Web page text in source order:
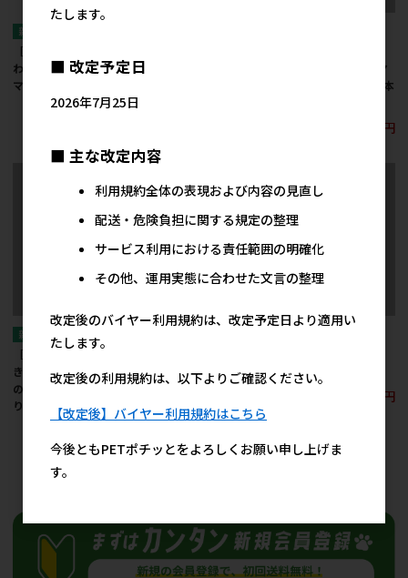
［三晃商会］Ｊ522 ふ
わもこクロス 足裏清潔
マット80
参考上代 2,200円
きまきロール パパイヤ
の葉×パイナップル 8本
500円
［三晃商会］Ｆ112 ま
きまきロール パパイヤ
の葉×青パパイヤ 8本入
り
きまきロール パパイヤ
の葉×サトウキビ 8本入
り
ト・ビッグモック
2,900円
たします。
■ 改定予定日
2026年7月25日
■ 主な改定内容
利用規約全体の表現および内容の見直し
配送・危険負担に関する規定の整理
サービス利用における責任範囲の明確化
その他、運用実態に合わせた文言の整理
改定後のバイヤー利用規約は、改定予定日より適用い
たします。
改定後の利用規約は、以下よりご確認ください。
【改定後】バイヤー利用規約はこちら
今後ともPETポチッとをよろしくお願い申し上げま
す。